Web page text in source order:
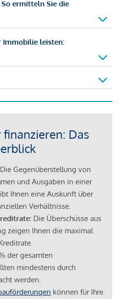
ermitteln Sie die
Immobilie leisten:
Das
Die Gegenüberstellung von
und Ausgaben in einer
Ihnen eine Auskunft über
Verhältnisse.
Die Überschüsse aus
zeigen Ihnen die maximal
der gesamten
mindestens durch
werden.
können für Ihre